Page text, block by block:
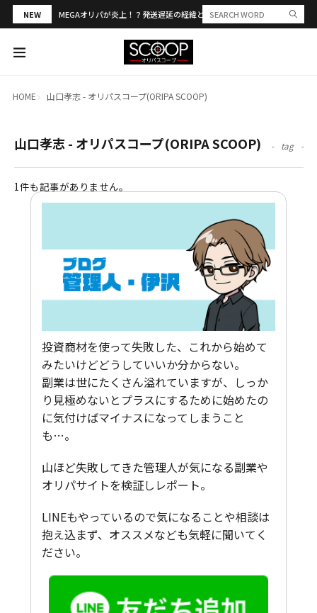
NEW MEGAオリパが炎上！？発送遅延の経緯と評判・当選報告を解説
HOME 山口孝志 - オリパスコープ(ORIPA SCOOP)
山口孝志 - オリパスコープ(ORIPA SCOOP) tag
1件も記事がありません。
投資商材を使って失敗した、これから始めて
みたいけどどうしていいか分からない。
副業は世にたくさん溢れていますが、しっか
り見極めないとプラスにするために始めたの
に気付けばマイナスになってしまうこと
も…。
山ほど失敗してきた管理人が気になる副業や
オリパサイトを検証しレポート。
LINEもやっているので気になることや相談は
抱え込まず、オススメなども気軽に聞いてく
ださい。